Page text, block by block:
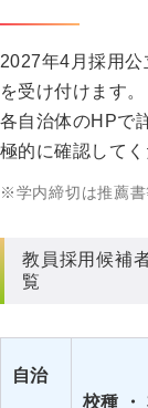
2027年4月採用
を受け付けます。
各自治体のHPで
極的に確認してく
※学内締切は推薦書
教員採用候補
覧
自治
校種 ・